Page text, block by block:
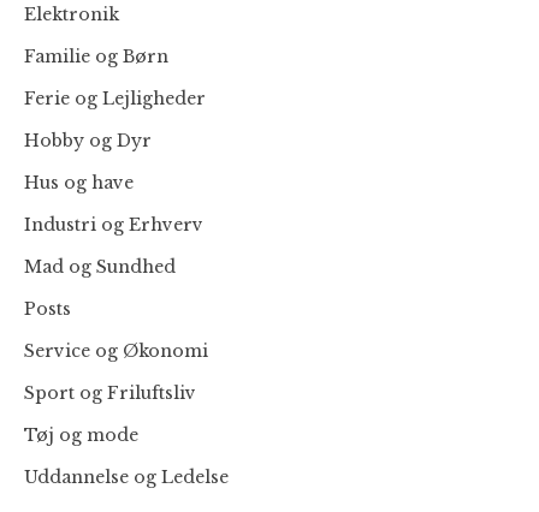
Elektronik
Familie og Børn
Ferie og Lejligheder
Hobby og Dyr
Hus og have
Industri og Erhverv
Mad og Sundhed
Posts
Service og Økonomi
Sport og Friluftsliv
Tøj og mode
Uddannelse og Ledelse